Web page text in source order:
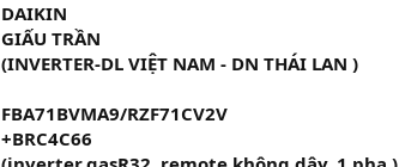
DAIKIN
GIẤU TRẦN
(INVERTER-DL VIỆT NAM - DN THÁI LAN )
FBA71BVMA9/RZF71CV2V
+BRC4C66